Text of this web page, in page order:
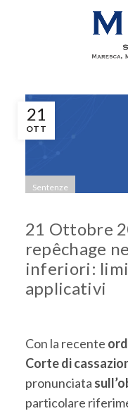
21
OTT
Sentenze
21 Ottobre
repêchage
inferiori:
applicativi
Con la recente
Corte di
pronunciata
particolare